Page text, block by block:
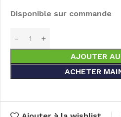
Disponible sur commande
AJOUTER
ACHETER